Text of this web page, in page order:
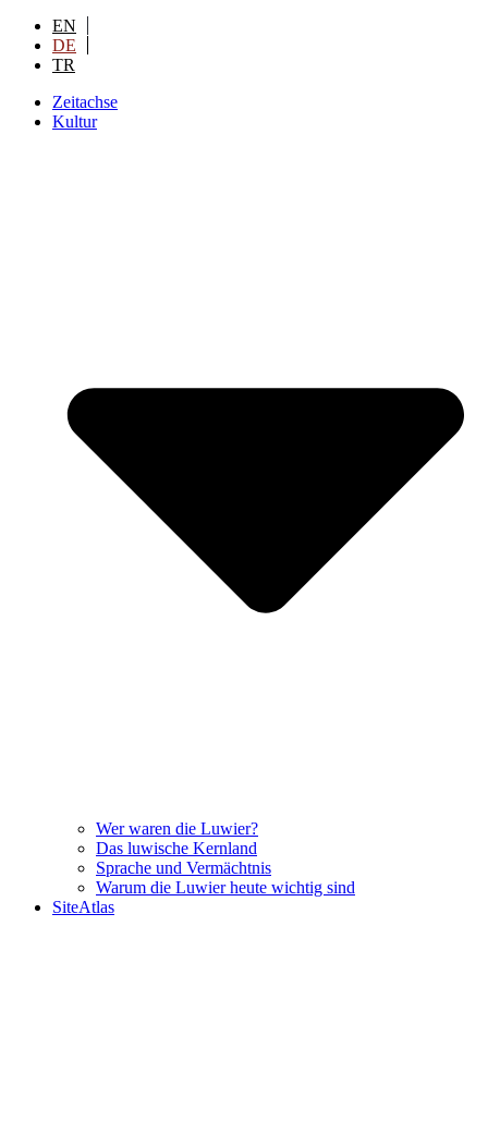
EN
DE
TR
Zeitachse
Kultur
Wer waren die Luwier?
Das luwische Kernland
Sprache und Vermächtnis
Warum die Luwier heute wichtig sind
SiteAtlas